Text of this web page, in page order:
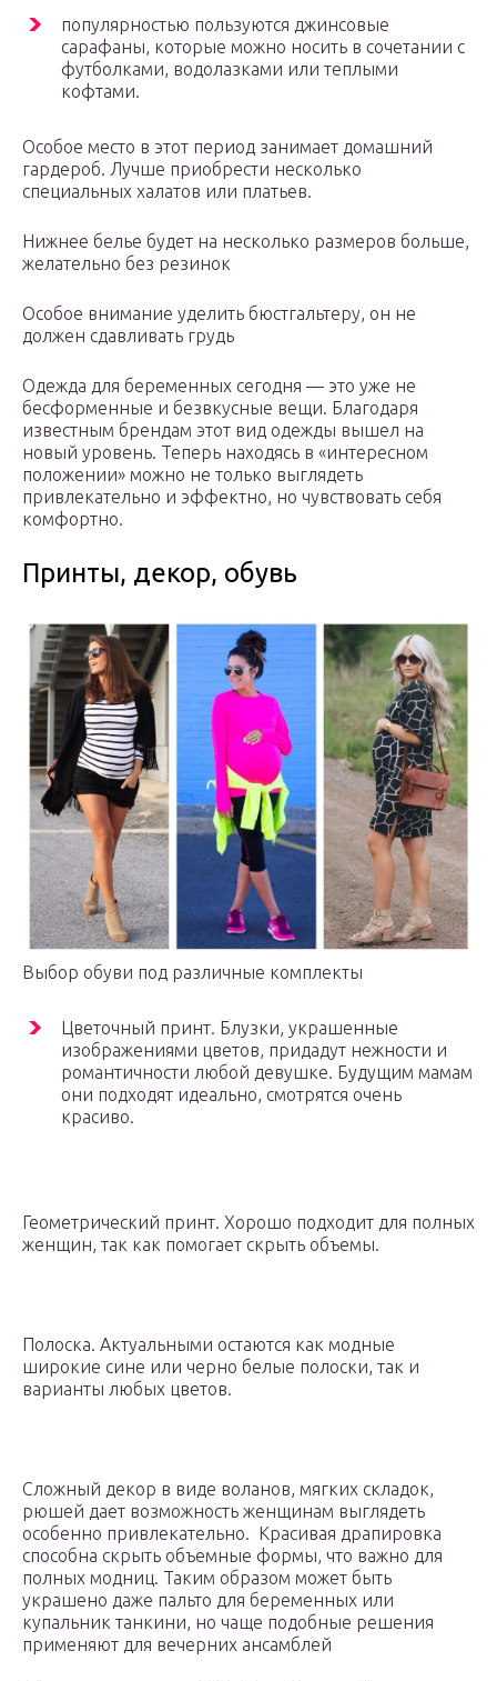
популярностью пользуются джинсовые
сарафаны, которые можно носить в сочетании с
футболками, водолазками или теплыми
кофтами.
Особое место в этот период занимает домашний
гардероб. Лучше приобрести несколько
специальных халатов или платьев.
Нижнее белье будет на несколько размеров больше,
желательно без резинок
Особое внимание уделить бюстгальтеру, он не
должен сдавливать грудь
Одежда для беременных сегодня — это уже не
бесформенные и безвкусные вещи. Благодаря
известным брендам этот вид одежды вышел на
новый уровень. Теперь находясь в «интересном
положении» можно не только выглядеть
привлекательно и эффектно, но чувствовать себя
комфортно.
Принты, декор, обувь
Выбор обуви под различные комплекты
Цветочный принт. Блузки, украшенные
изображениями цветов, придадут нежности и
романтичности любой девушке. Будущим мамам
они подходят идеально, смотрятся очень
красиво.
Геометрический принт. Хорошо подходит для полных
женщин, так как помогает скрыть объемы.
Полоска. Актуальными остаются как модные
широкие сине или черно белые полоски, так и
варианты любых цветов.
Сложный декор в виде воланов, мягких складок,
рюшей дает возможность женщинам выглядеть
особенно привлекательно. Красивая драпировка
способна скрыть объемные формы, что важно для
полных модниц. Таким образом может быть
украшено даже пальто для беременных или
купальник танкини, но чаще подобные решения
применяют для вечерних ансамблей